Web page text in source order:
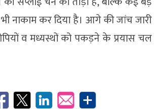
नाकाम कर दिया है। आगे की जांच जारी
व मध्यस्थों को पकड़ने के प्रयास चल